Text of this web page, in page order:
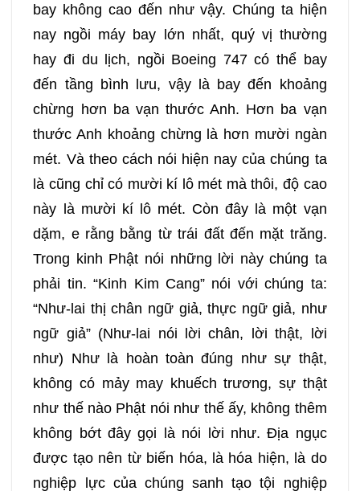
bay không cao đến như vậy. Chúng ta hiện
nay ngồi máy bay lớn nhất, quý vị thường
hay đi du lịch, ngồi Boeing 747 có thể bay
đến tầng bình lưu, vậy là bay đến khoảng
chừng hơn ba vạn thước Anh. Hơn ba vạn
thước Anh khoảng chừng là hơn mười ngàn
mét. Và theo cách nói hiện nay của chúng ta
là cũng chỉ có mười kí lô mét mà thôi, độ cao
này là mười kí lô mét. Còn đây là một vạn
dặm, e rằng bằng từ trái đất đến mặt trăng.
Trong kinh Phật nói những lời này chúng ta
phải tin. “Kinh Kim Cang” nói với chúng ta:
“Như-lai thị chân ngữ giả, thực ngữ giả, như
ngữ giả” (Như-lai nói lời chân, lời thật, lời
như) Như là hoàn toàn đúng như sự thật,
không có mảy may khuếch trương, sự thật
như thế nào Phật nói như thế ấy, không thêm
không bớt đây gọi là nói lời như. Địa ngục
được tạo nên từ biến hóa, là hóa hiện, là do
nghiệp lực của chúng sanh tạo tội nghiệp